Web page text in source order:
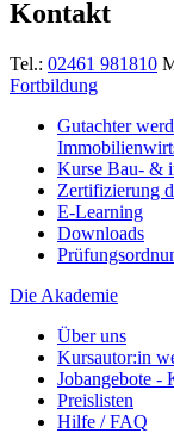
Kontakt
Tel.: 02461 981810
Fortbildung
Gutachter
Kurse Bau- &
Zertifizierung
E-Learning
Downloads
Die Akademie
Über uns
Kursautor:in
Jobangebote -
Preislisten
Hilfe / FAQ